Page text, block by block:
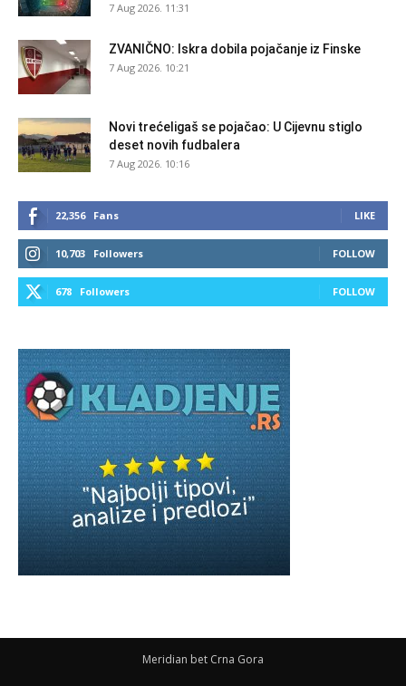
7 Aug 2026. 11:31
ZVANIČNO: Iskra dobila pojačanje iz Finske
7 Aug 2026. 10:21
Novi trećeligaš se pojačao: U Cijevnu stiglo
deset novih fudbalera
7 Aug 2026. 10:16
22,356 Fans LIKE
10,703 Followers FOLLOW
678 Followers FOLLOW
Meridian bet Crna Gora